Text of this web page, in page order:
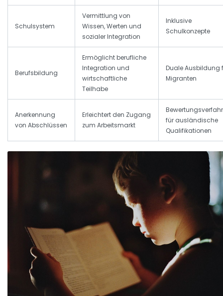
Schulsystem
Vermittlung von
Wissen, Werten und
sozialer Integration
Inklusive
Schulkonzepte
Berufsbildung
Ermöglicht berufliche
Integration und
wirtschaftliche
Teilhabe
Duale Ausbildung
Migranten
Anerkennung
von Abschlüssen
Erleichtert den Zugang
zum Arbeitsmarkt
für ausländische
Qualifikationen